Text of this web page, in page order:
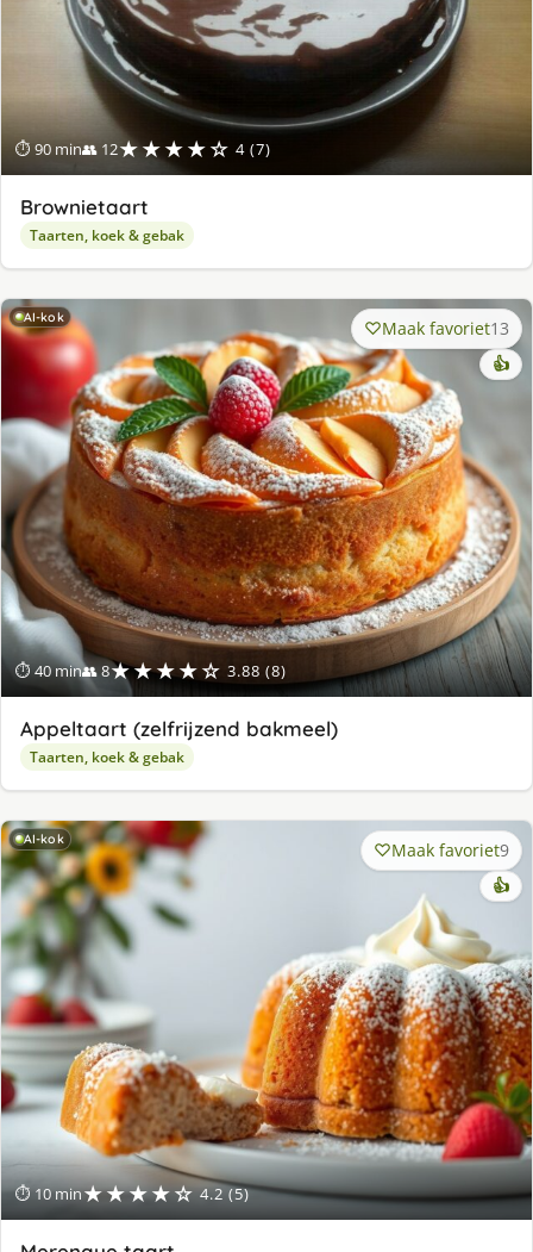
⏱ 90 min👥 12★★★★☆ 4 (7)
Brownietaart
Taarten, koek & gebak
AI-kok
⏱ 40 min👥 8★★★★☆ 3.88 (8)
Maak favoriet13
👍
Appeltaart (zelfrijzend bakmeel)
Taarten, koek & gebak
AI-kok
⏱ 10 min★★★★☆ 4.2 (5)
Maak favoriet9
👍